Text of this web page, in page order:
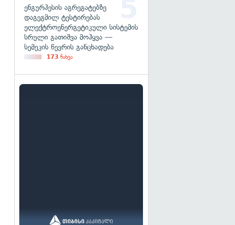
ენგურჰესის აგრეგატებზე
დაგეგმილ ტესტირებას
ელექტროენერგეტიკული სისტემის
სრული გათიშვა მოჰყვა —
სემეკის წევრის განცხადება
173 ნახვა